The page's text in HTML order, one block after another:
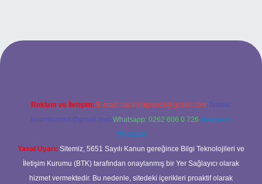
tulipbett.net/
Reklam ve İletişim: E-mail: backlinkpaneli@gmail.com Teams:
forumhizmeti@gmail.com Whatsapp: 0262 606 0 726 Telegram:
@karabul
Yasal Uyarı: Sitemiz, 5651 Sayılı Kanun gereğince Bilgi Teknolojileri ve
İletişim Kurumu (BTK) tarafından onaylanmış bir Yer Sağlayıcı olarak
hizmet vermektedir. Bu nedenle, sitedeki içerikleri proaktif olarak